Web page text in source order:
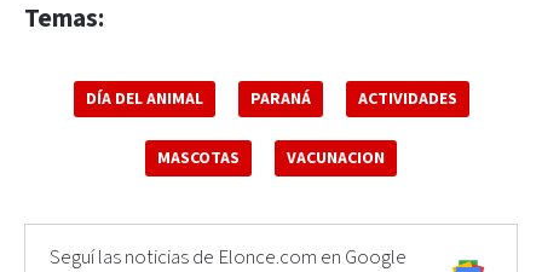
Temas:
DÍA DEL ANIMAL PARANÁ ACTIVIDADES
MASCOTAS VACUNACION
Seguí las noticias de Elonce.com en Google